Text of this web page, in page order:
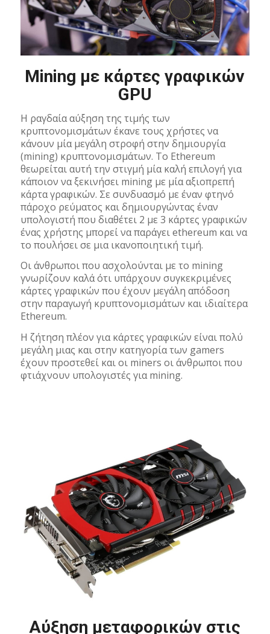
Mining με κάρτες γραφικών
GPU
Η ραγδαία αύξηση της τιμής των
κρυπτονομισμάτων έκανε τους χρήστες να
κάνουν μία μεγάλη στροφή στην δημιουργία
(mining) κρυπτονομισμάτων. Το Ethereum
θεωρείται αυτή την στιγμή μία καλή επιλογή για
κάποιον να ξεκινήσει mining με μία αξιοπρεπή
κάρτα γραφικών. Σε συνδυασμό με έναν φτηνό
πάροχο ρεύματος και δημιουργώντας έναν
υπολογιστή που διαθέτει 2 με 3 κάρτες γραφικών
ένας χρήστης μπορεί να παράγει ethereum και να
το πουλήσει σε μια ικανοποιητική τιμή.
Οι άνθρωποι που ασχολούνται με το mining
γνωρίζουν καλά ότι υπάρχουν συγκεκριμένες
κάρτες γραφικών που έχουν μεγάλη απόδοση
στην παραγωγή κρυπτονομισμάτων και ιδιαίτερα
Ethereum.
Η ζήτηση πλέον για κάρτες γραφικών είναι πολύ
μεγάλη μιας και στην κατηγορία των gamers
έχουν προστεθεί και οι miners οι άνθρωποι που
φτιάχνουν υπολογιστές για mining.
Αύξηση μεταφορικών στις